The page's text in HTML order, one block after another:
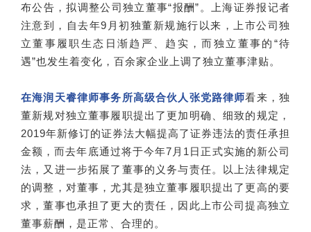
布公告，拟调整公司独立董事“报酬”。上海证券报记者
注意到，自去年9月初独董新规施行以来，上市公司独
立董事履职生态日渐趋严、趋实，而独立董事的“待
遇”也发生着变化，百余家企业上调了独立董事津贴。
在海润天睿律师事务所高级合伙人张党路律师看来，独
董新规对独立董事履职提出了更加明确、细致的规定，
2019年新修订的证券法大幅提高了证券违法的责任承担
金额，而去年底通过将于今年7月1日正式实施的新公司
法，又进一步拓展了董事的义务与责任。以上法律规定
的调整，对董事，尤其是独立董事履职提出了更高的要
求，董事也承担了更大的责任，因此上市公司提高独立
董事薪酬，是正常、合理的。